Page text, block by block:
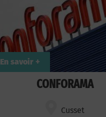
CONFORAMA
Cusset
En savoir +